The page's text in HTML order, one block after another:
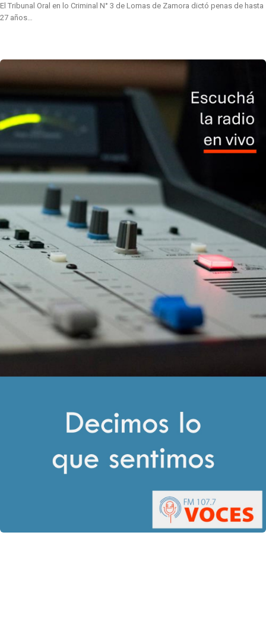
El Tribunal Oral en lo Criminal N° 3 de Lomas de Zamora dictó penas de hasta
27 años…